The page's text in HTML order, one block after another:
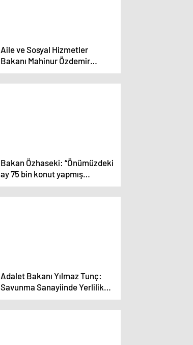
Aile ve Sosyal Hizmetler
Bakanı Mahinur Özdemir
Göktaş, 500’ün üzerinde şehit
yakını, gazi ve gazi yakını
Bakan Özhaseki: “Önümüzdeki
ay 75 bin konut yapmış
olacağız”
Adalet Bakanı Yılmaz Tunç:
Savunma Sanayiinde Yerlilik
Oranı Yüzde 80 Oldu